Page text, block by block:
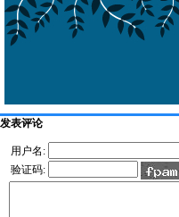
发表评论
用户名:
验证码: